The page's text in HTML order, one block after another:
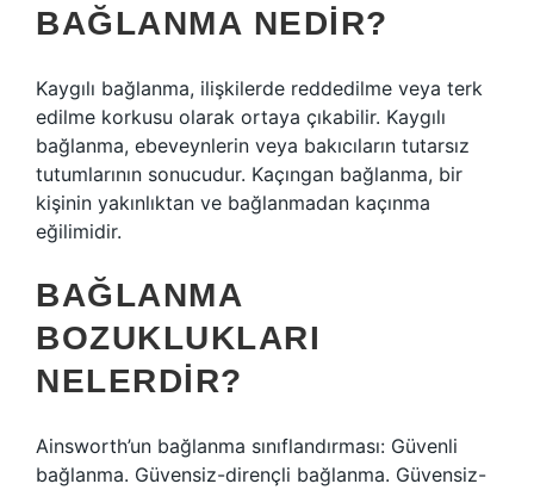
BAĞLANMA NEDIR?
Kaygılı bağlanma, ilişkilerde reddedilme veya terk
edilme korkusu olarak ortaya çıkabilir. Kaygılı
bağlanma, ebeveynlerin veya bakıcıların tutarsız
tutumlarının sonucudur. Kaçıngan bağlanma, bir
kişinin yakınlıktan ve bağlanmadan kaçınma
eğilimidir.
BAĞLANMA
BOZUKLUKLARI
NELERDIR?
Ainsworth’un bağlanma sınıflandırması: Güvenli
bağlanma. Güvensiz-dirençli bağlanma. Güvensiz-